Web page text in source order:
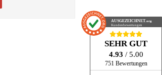
AUSGEZEICHNET.org
Kundenbewertungen
SEHR GUT
4.93 / 5.00
751 Bewertungen